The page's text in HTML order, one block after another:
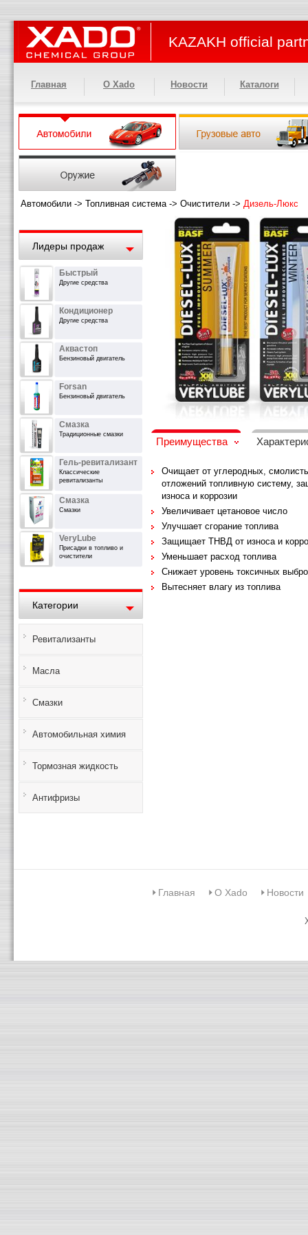
KAZAKH official
Главная О Xado Новости Каталоги
Автомобили -> Топливная система-> Очистители -> Дизель-Люкс
Лидеры продаж
Быстрый
Другие средства
Кондиционер
Другие средства
Аквастоп
Бензиновый двигатель
Forsan
Бензиновый двигатель
Смазка
Традиционные смазки
Гель-ревитализант
Классические
ревитализанты
Смазка
Смазки
VeryLube
Присадки в топливо и
очистители
Категории
Ревитализанты
Масла
Смазки
Автомобильная химия
Тормозная жидкость
Антифризы
Преимущества
Очищает от углеродных,
отложений топливную систему,
износа и коррозии
Увеличивает цетановое число
Улучшает сгорание топлива
Защищает ТНВД от износа и
Уменьшает расход топлива
Снижает уровень токсичных
Вытесняет влагу из топлива
Главная О Xado Новости